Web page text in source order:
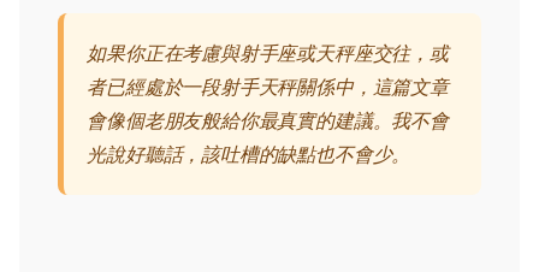
如果你正在考慮與射手座或天秤座交往，或
者已經處於一段射手天秤關係中，這篇文章
會像個老朋友般給你最真實的建議。我不會
光說好聽話，該吐槽的缺點也不會少。